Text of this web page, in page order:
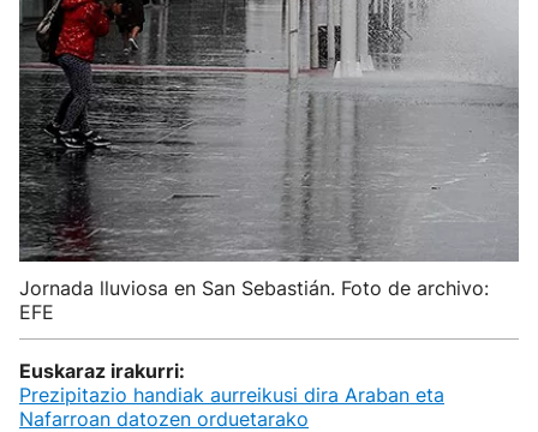
Jornada lluviosa en San Sebastián. Foto de archivo:
EFE
Euskaraz irakurri:
Prezipitazio handiak aurreikusi dira Araban eta
Nafarroan datozen orduetarako